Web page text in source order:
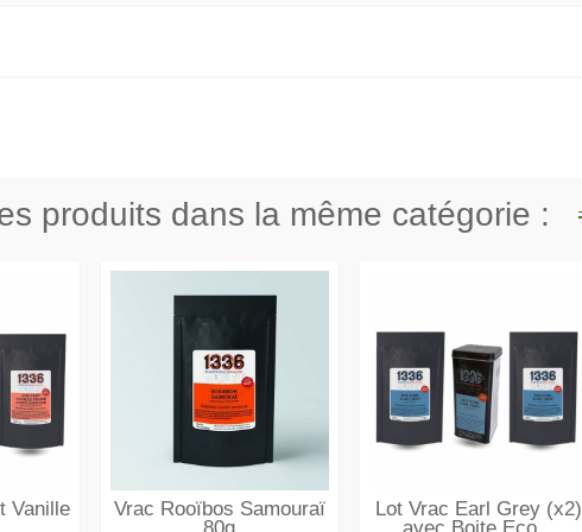
produits dans la même catégorie :
Vanille
Vrac Rooïbos Samouraï
80g
Lot Vrac Earl Grey (x2)
avec Boite Eco...